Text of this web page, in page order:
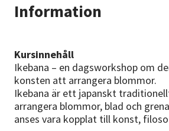
Information
Kursinnehåll
Ikebana – en dagsworkshop om
konsten att arrangera blommor.
Ikebana är ett japanskt
arrangera blommor, blad och
anses vara kopplat till konst,